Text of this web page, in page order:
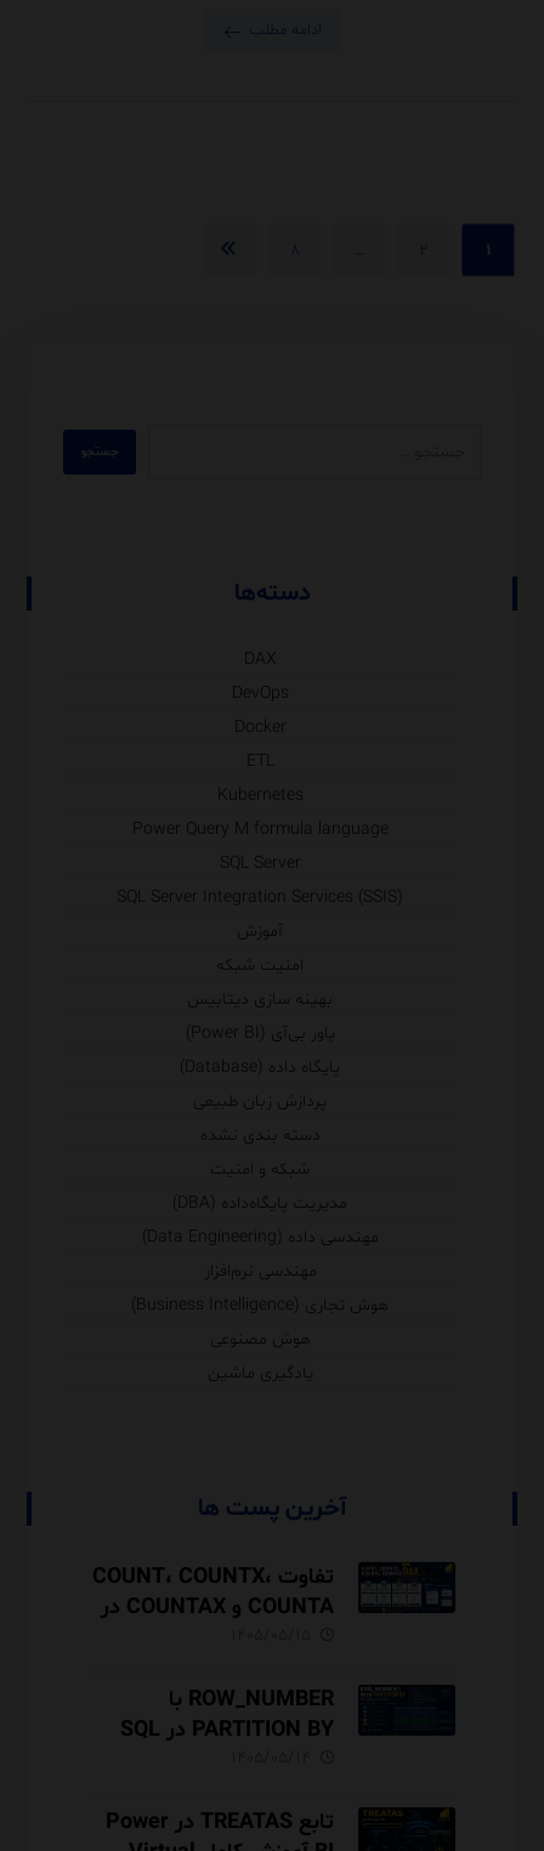
ادامه مطلب
۱ ۲ …
دسته‌ها
DAX
DevOps
Docker
ETL
Kubernetes
Power Query M formula language
SQL Server
SQL Server Integration Services (SSIS)
آموزش
امنیت شبکه
بهینه سازی دیتابیس
پاور بی‌آی (Power BI)
پایگاه داده (Database)
پردازش زبان طبیعی
دسته بندی نشده
شبکه و امنیت
مدیریت پایگاه‌داده (DBA)
مهندسی داده (Data Engineering)
مهندسی نرم‌افزار
هوش تجاری (Business Intelligence)
هوش مصنوعی
یادگیری ماشین
آخرین پست ها
تفاوت COUNT، COUNTX،
COUNTA و COUNTAX در
ROW_NUMBER با
PARTITION BY در SQL
تابع TREATAS در Power